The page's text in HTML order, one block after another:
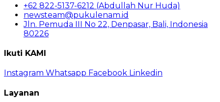
+62 822-5137-6212 (Abdullah Nur Huda)
newsteam@pukulenam.id
Jln. Pemuda III No 22, Denpasar, Bali, Indonesia
80226
Ikuti KAMI
Instagram Whatsapp Facebook Linkedin
Layanan